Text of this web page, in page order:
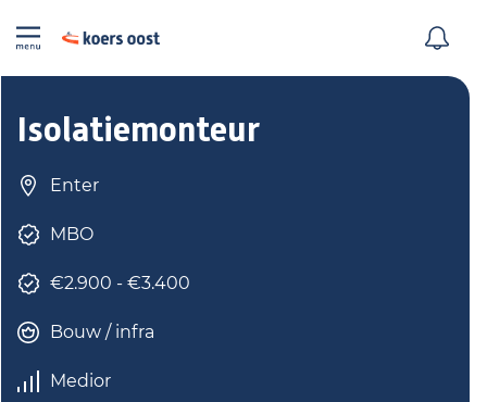
Isolatiemonteur
Enter
MBO
€2.900 - €3.400
Bouw / infra
Medior